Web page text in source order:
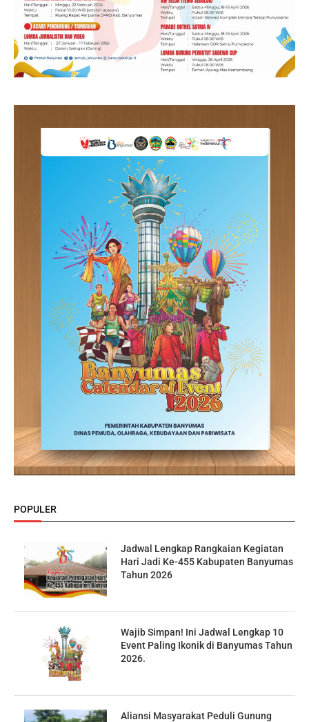
POPULER
Jadwal Lengkap Rangkaian Kegiatan
Hari Jadi Ke-455 Kabupaten Banyumas
Tahun 2026
Wajib Simpan! Ini Jadwal Lengkap 10
Event Paling Ikonik di Banyumas Tahun
2026.
Aliansi Masyarakat Peduli Gunung